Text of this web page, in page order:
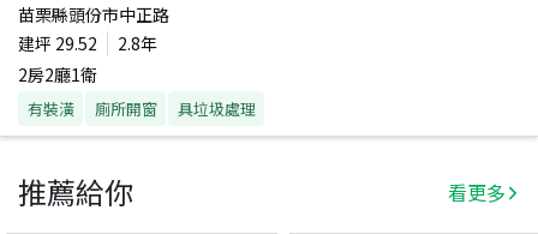
苗栗縣頭份市中正路
建坪 29.52
2.8年
2房2廳1衛
有裝潢 廁所開窗 具垃圾處理
推薦給你 看更多